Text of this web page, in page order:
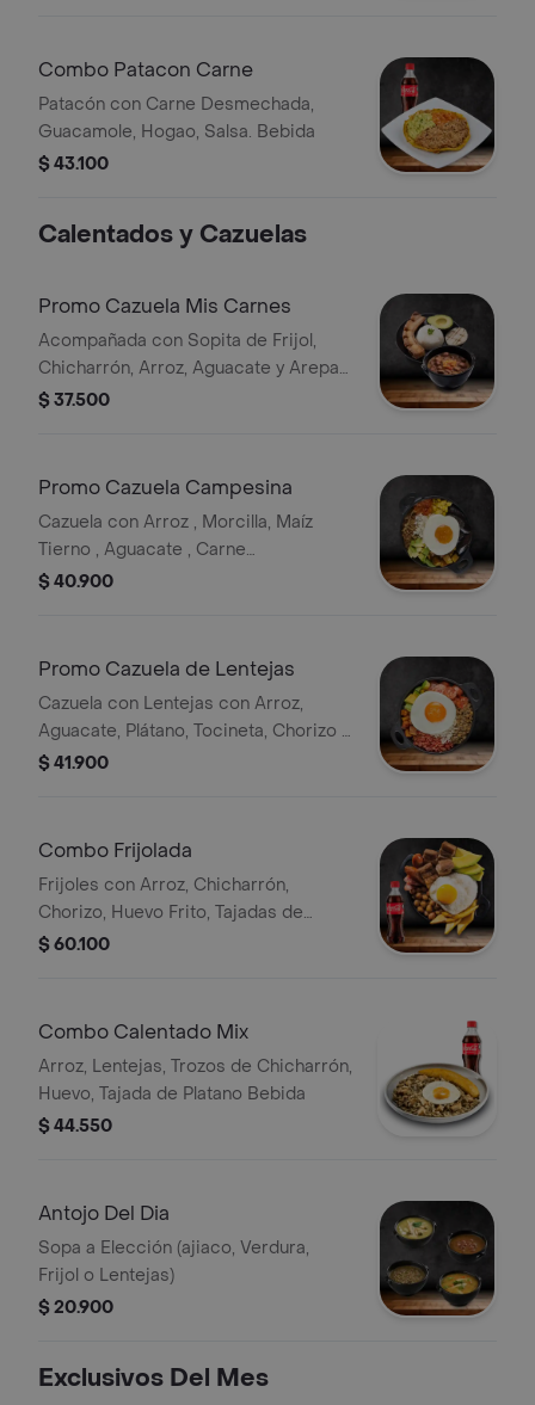
Combo Patacon Carne
Patacón con Carne Desmechada,
Guacamole, Hogao, Salsa. Bebida
$ 43.100
Calentados y Cazuelas
Promo Cazuela Mis Carnes
Acompañada con Sopita de Frijol,
Chicharrón, Arroz, Aguacate y Arepa
de Pincho.
$ 37.500
Promo Cazuela Campesina
Cazuela con Arroz , Morcilla, Maíz
Tierno , Aguacate , Carne
Desmechada , Plátano Maduro y
$ 40.900
Promo Cazuela de Lentejas
Cazuela con Lentejas con Arroz,
Aguacate, Plátano, Tocineta, Chorizo y
Huevo.
$ 41.900
Combo Frijolada
Frijoles con Arroz, Chicharrón,
Chorizo, Huevo Frito, Tajadas de
Plátano y Aguacate Bebida
$ 60.100
Combo Calentado Mix
Arroz, Lentejas, Trozos de Chicharrón,
Huevo, Tajada de Platano Bebida
$ 44.550
Antojo Del Dia
Sopa a Elección (ajiaco, Verdura,
Frijol o Lentejas)
$ 20.900
Exclusivos Del Mes